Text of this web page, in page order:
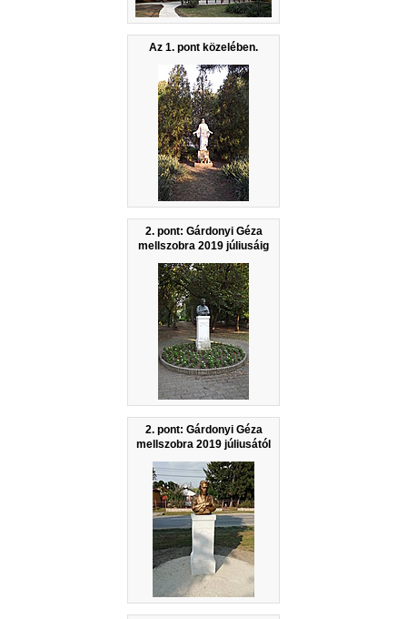
Az 1. pont közelében.
2. pont: Gárdonyi Géza
mellszobra 2019 júliusáig
2. pont: Gárdonyi Géza
mellszobra 2019 júliusától